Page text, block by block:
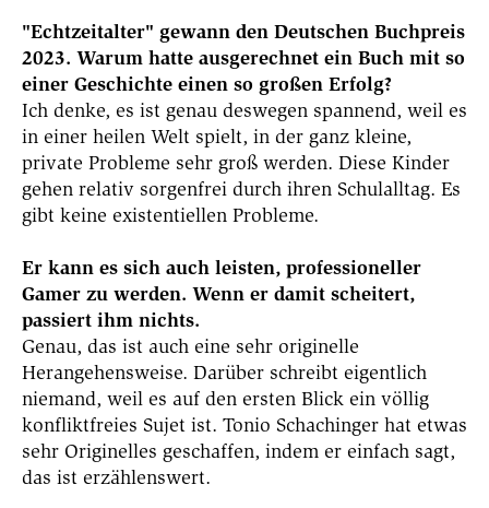
"Echtzeitalter" gewann den Deutschen Buchpreis
2023. Warum hatte ausgerechnet ein Buch mit so
einer Geschichte einen so großen Erfolg?
Ich denke, es ist genau deswegen spannend, weil es
in einer heilen Welt spielt, in der ganz kleine,
private Probleme sehr groß werden. Diese Kinder
gehen relativ sorgenfrei durch ihren Schulalltag. Es
gibt keine existentiellen Probleme.
Er kann es sich auch leisten, professioneller
Gamer zu werden. Wenn er damit scheitert,
passiert ihm nichts.
Genau, das ist auch eine sehr originelle
Herangehensweise. Darüber schreibt eigentlich
niemand, weil es auf den ersten Blick ein völlig
konfliktfreies Sujet ist. Tonio Schachinger hat etwas
sehr Originelles geschaffen, indem er einfach sagt,
das ist erzählenswert.